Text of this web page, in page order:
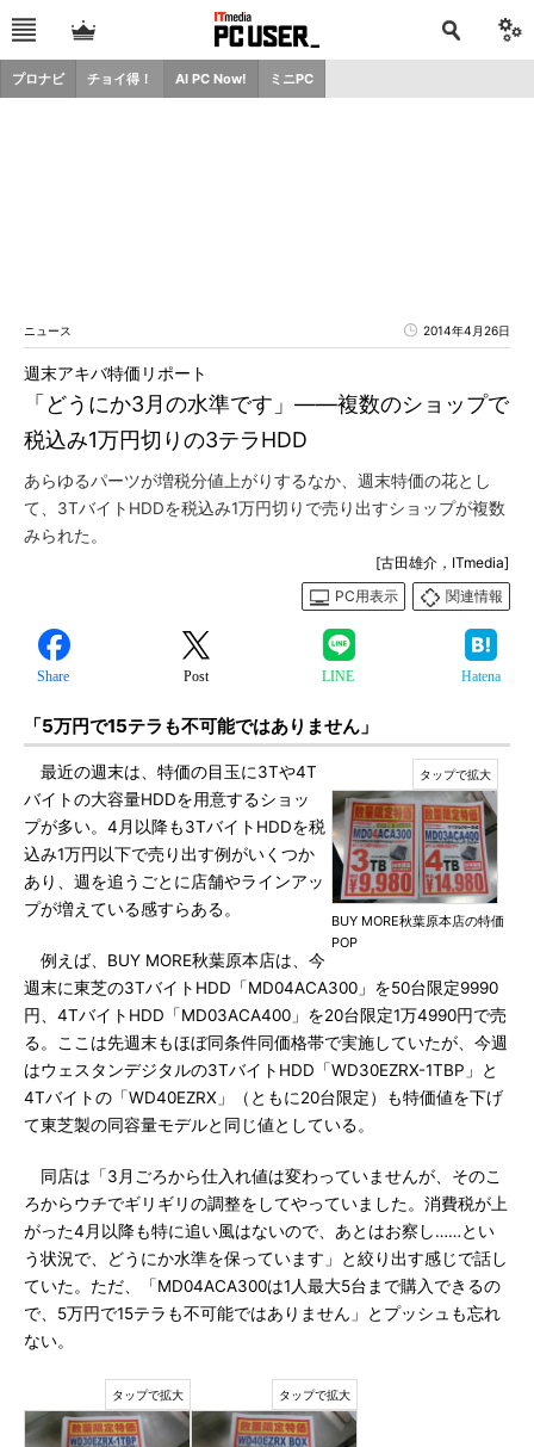
プロナビ チョイ得！ AI PC Now! ミニPC
ニュース 2014年4月26日
「どうにか3月の水準です」――複数のショップで
税込み1万円切りの3テラHDD
週末アキバ特価リポート
あらゆるパーツが増税分値上がりするなか、週末特価の花とし
て、3TバイトHDDを税込み1万円切りで売り出すショップが複数
みられた。
[古田雄介，ITmedia]
PC用表示
関連情報
Share Post LINE Hatena
「5万円で15テラも不可能ではありません」
BUY MORE秋葉原本店の特価
POP
最近の週末は、特価の目玉に3Tや4T
バイトの大容量HDDを用意するショッ
プが多い。4月以降も3TバイトHDDを税
込み1万円以下で売り出す例がいくつか
あり、週を追うごとに店舗やラインアッ
プが増えている感すらある。
例えば、BUY MORE秋葉原本店は、今
週末に東芝の3TバイトHDD「MD04ACA300」を50台限定9990
円、4TバイトHDD「MD03ACA400」を20台限定1万4990円で売
る。ここは先週末もほぼ同条件同価格帯で実施していたが、今週
はウェスタンデジタルの3TバイトHDD「WD30EZRX-1TBP」と
4Tバイトの「WD40EZRX」（ともに20台限定）も特価値を下げ
て東芝製の同容量モデルと同じ値としている。
同店は「3月ごろから仕入れ値は変わっていませんが、そのこ
ろからウチでギリギリの調整をしてやっていました。消費税が上
がった4月以降も特に追い風はないので、あとはお察し……とい
う状況で、どうにか水準を保っています」と絞り出す感じで話し
ていた。ただ、「MD04ACA300は1人最大5台まで購入できるの
で、5万円で15テラも不可能ではありません」とプッシュも忘れ
ない。